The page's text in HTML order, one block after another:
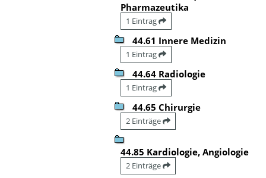
Pharmazeutika
1 Eintrag
44.61 Innere Medizin
1 Eintrag
44.64 Radiologie
1 Eintrag
44.65 Chirurgie
2 Einträge
44.85 Kardiologie, Angiologie
2 Einträge